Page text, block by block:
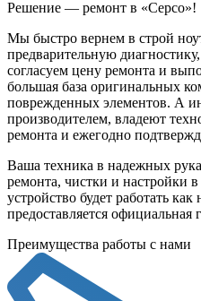
Решение — ремонт в «Серсо»!
Мы быстро вернем в строй
предварительную
согласуем цену ремонта и
большая база оригинальных
поврежденных элементов. А
производителем, владеют
ремонта и ежегодно
Ваша техника в надежных
ремонта, чистки и настройки
устройство будет работать
предоставляется официальная
Преимущества работы с нами